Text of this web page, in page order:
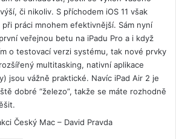
l
:
či nikoliv. S příchodem iOS 11 však
práci mnohem efektivnější. Sám nyní
veřejnou betu na iPadu Pro a i když
o testovací verzi systému, tak nové prvky
multitasking, nativní aplikace
jsou vážně praktické. Navíc iPad Air 2 je
dobré “železo”, takže se máte rozhodně
Český Mac – David Pravda